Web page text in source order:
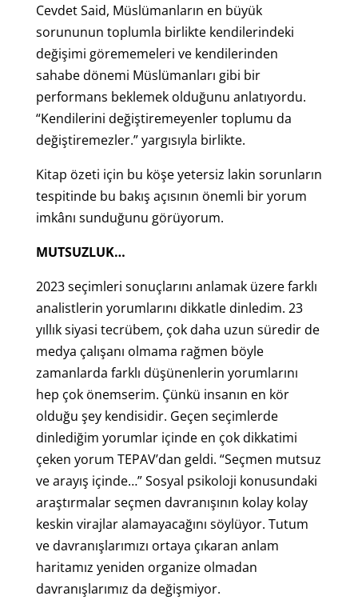
Cevdet Said, Müslümanların en büyük
sorununun toplumla birlikte kendilerindeki
değişimi görememeleri ve kendilerinden
sahabe dönemi Müslümanları gibi bir
performans beklemek olduğunu anlatıyordu.
“Kendilerini değiştiremeyenler toplumu da
değiştiremezler.” yargısıyla birlikte.
Kitap özeti için bu köşe yetersiz lakin sorunların
tespitinde bu bakış açısının önemli bir yorum
imkânı sunduğunu görüyorum.
MUTSUZLUK…
2023 seçimleri sonuçlarını anlamak üzere farklı
analistlerin yorumlarını dikkatle dinledim. 23
yıllık siyasi tecrübem, çok daha uzun süredir de
medya çalışanı olmama rağmen böyle
zamanlarda farklı düşünenlerin yorumlarını
hep çok önemserim. Çünkü insanın en kör
olduğu şey kendisidir. Geçen seçimlerde
dinlediğim yorumlar içinde en çok dikkatimi
çeken yorum TEPAV’dan geldi. “Seçmen mutsuz
ve arayış içinde…” Sosyal psikoloji konusundaki
araştırmalar seçmen davranışının kolay kolay
keskin virajlar alamayacağını söylüyor. Tutum
ve davranışlarımızı ortaya çıkaran anlam
haritamız yeniden organize olmadan
davranışlarımız da değişmiyor.